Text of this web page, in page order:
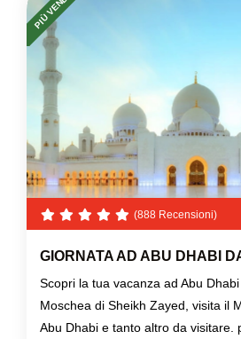
(888 Recensioni)
GIORNATA AD ABU DHABI
Scopri la tua vacanza ad Abu
Moschea di Sheikh Zayed, visita il
Abu Dhabi e tanto altro da visitare.